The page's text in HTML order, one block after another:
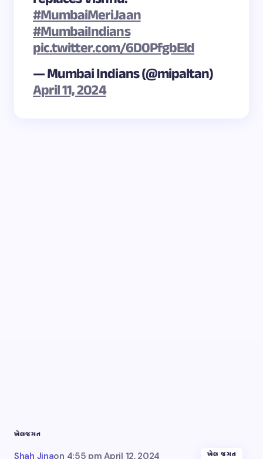
#MumbaiMeriJaan
#MumbaiIndians
pic.twitter.com/6D0PfgbEld
— Mumbai Indians (@mipaltan)
April 11, 2024
ખેલજગત
Shah Jinaon 4:55 pm April 12, 2024 ખેલ જગત